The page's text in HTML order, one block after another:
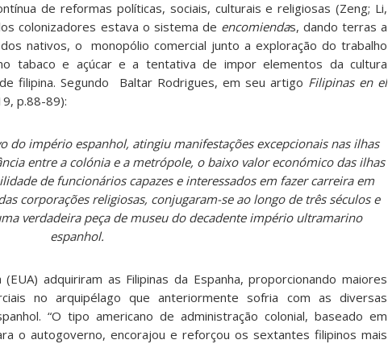
de reformas políticas, sociais, culturais e religiosas (Zeng; Li,
colonizadores estava o sistema de encomiendas, dando terras a
nativos, o monopólio comercial junto a exploração do trabalho
tabaco e açúcar e a tentativa de impor elementos da cultura
filipina. Segundo Baltar Rodrigues, em seu artigo Filipinas en el
p.88-89):
do império espanhol, atingiu manifestações excepcionais nas ilhas
entre a colónia e a metrópole, o baixo valor económico das ilhas
de funcionários capazes e interessados em fazer carreira em
corporações religiosas, conjugaram-se ao longo de três séculos e
verdadeira peça de museu do decadente império ultramarino
espanhol.
adquiriram as Filipinas da Espanha, proporcionando maiores
no arquipélago que anteriormente sofria com as diversas
“O tipo americano de administração colonial, baseado em
o autogoverno, encorajou e reforçou os sextantes filipinos mais